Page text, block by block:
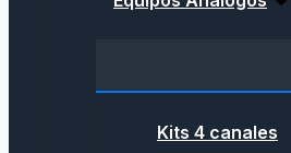
Kits 4 canales